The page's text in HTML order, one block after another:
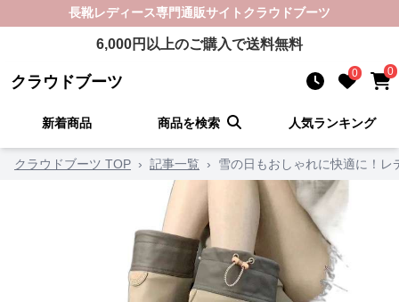
長靴レディース専門通販サイト クラウドブーツ
6,000円以上のご購入で送料無料
クラウドブーツ 0 0
新着商品 商品を検索 人気ランキング
クラウドブーツ TOP › 記事一覧 › 雪の日もおしゃれに快適に！レ